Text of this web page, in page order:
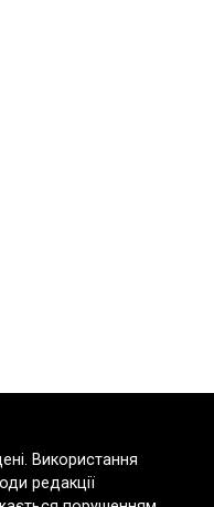
Використання
редакції